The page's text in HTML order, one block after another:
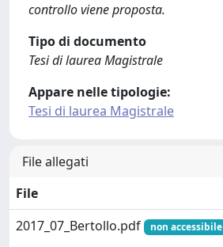
controllo viene proposta.
Tipo di documento
Tesi di laurea Magistrale
Appare nelle tipologie:
Tesi di laurea Magistrale
File allegati
File
2017_07_Bertollo.pdf
non accessibile